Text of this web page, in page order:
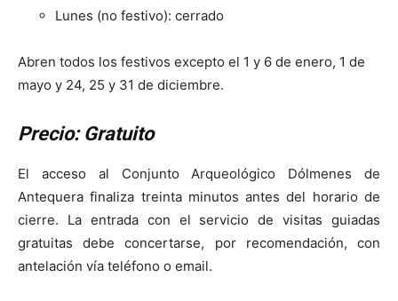
Lunes (no festivo): cerrado
Abren todos los festivos excepto el 1 y 6 de enero, 1 de
mayo y 24, 25 y 31 de diciembre.
Precio: Gratuito
El acceso al Conjunto Arqueológico Dólmenes de
Antequera finaliza treinta minutos antes del horario de
cierre. La entrada con el servicio de visitas guiadas
gratuitas debe concertarse, por recomendación, con
antelación vía teléfono o email.